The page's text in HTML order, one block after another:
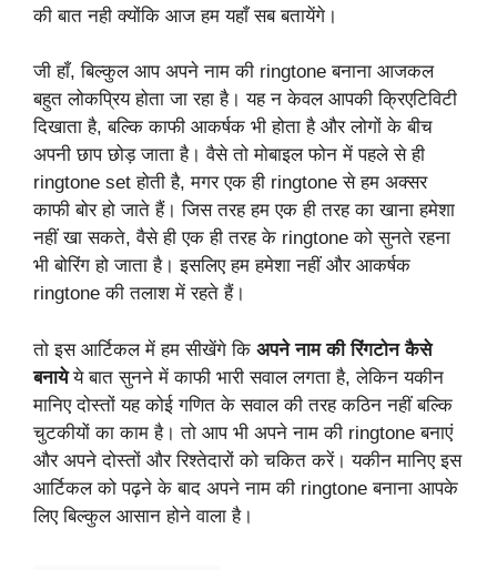
की बात नही क्योंकि आज हम यहाँ सब बतायेंगे।
जी हाँ, बिल्कुल आप अपने नाम की ringtone बनाना आजकल
बहुत लोकप्रिय होता जा रहा है। यह न केवल आपकी क्रिएटिविटी
दिखाता है, बल्कि काफी आकर्षक भी होता है और लोगों के बीच
अपनी छाप छोड़ जाता है। वैसे तो मोबाइल फोन में पहले से ही
ringtone set होती है, मगर एक ही ringtone से हम अक्सर
काफी बोर हो जाते हैं। जिस तरह हम एक ही तरह का खाना हमेशा
नहीं खा सकते, वैसे ही एक ही तरह के ringtone को सुनते रहना
भी बोरिंग हो जाता है। इसलिए हम हमेशा नहीं और आकर्षक
ringtone की तलाश में रहते हैं।
तो इस आर्टिकल में हम सीखेंगे कि अपने नाम की रिंगटोन कैसे
बनायेये बात सुनने में काफी भारी सवाल लगता है, लेकिन यकीन
मानिए दोस्तों यह कोई गणित के सवाल की तरह कठिन नहीं बल्कि
चुटकीयों का काम है। तो आप भी अपने नाम की ringtone बनाएं
और अपने दोस्तों और रिश्तेदारों को चकित करें। यकीन मानिए इस
आर्टिकल को पढ़ने के बाद अपने नाम की ringtone बनाना आपके
लिए बिल्कुल आसान होने वाला है।